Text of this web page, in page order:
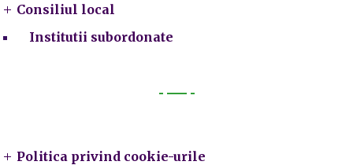
Consiliul local
Institutii subordonate
Politica privind cookie-urile